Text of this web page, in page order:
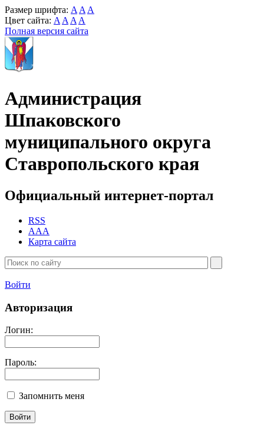
Размер шрифта: A A A
Цвет сайта: A A A A
Полная версия сайта
Администрация
Шпаковского
муниципального округа
Ставропольского края
Официальный интернет-портал
RSS
AAA
Карта сайта
Войти
Авторизация
Логин:
Пароль:
Запомнить меня